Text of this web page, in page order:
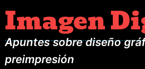
Imagen
Apuntes sobre diseño
preimpresión